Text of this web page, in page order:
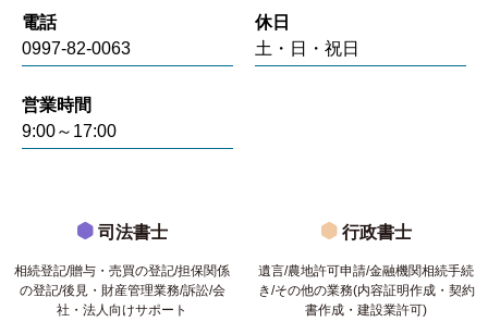
電話
0997-82-0063
休日
土・日・祝日
営業時間
9:00～17:00
司法書士
相続登記/贈与・売買の登記/担保関係
の登記/後見・財産管理業務/訴訟/会
社・法人向けサポート
行政書士
遺言/農地許可申請/金融機関相続手続
き/その他の業務(内容証明作成・契約
書作成・建設業許可)